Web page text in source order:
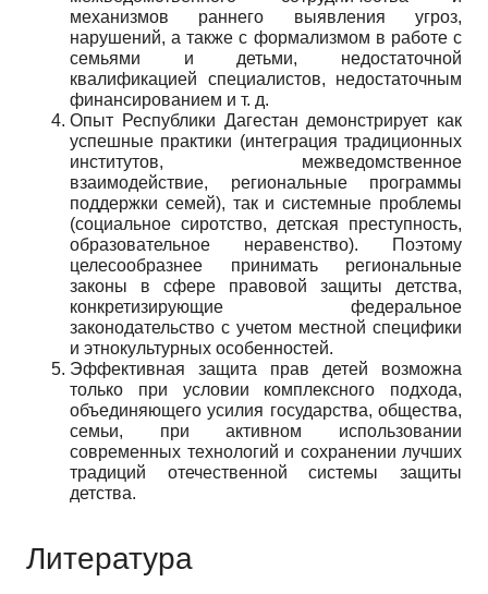
механизмов раннего выявления угроз,
нарушений, а также с формализмом в работе с
семьями и детьми, недостаточной
квалификацией специалистов, недостаточным
финансированием и т. д.
Опыт Республики Дагестан демонстрирует как
успешные практики (интеграция традиционных
институтов, межведомственное
взаимодействие, региональные программы
поддержки семей), так и системные проблемы
(социальное сиротство, детская преступность,
образовательное неравенство). Поэтому
целесообразнее принимать региональные
законы в сфере правовой защиты детства,
конкретизирующие федеральное
законодательство с учетом местной специфики
и этнокультурных особенностей.
Эффективная защита прав детей возможна
только при условии комплексного подхода,
объединяющего усилия государства, общества,
семьи, при активном использовании
современных технологий и сохранении лучших
традиций отечественной системы защиты
детства.
Литература